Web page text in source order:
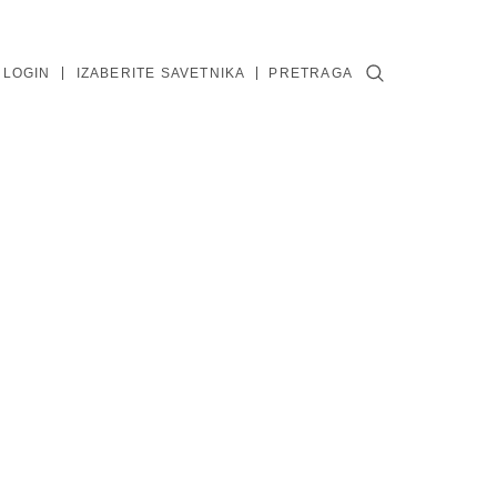
IZABERITE SAVETNIKA PRETRAGA